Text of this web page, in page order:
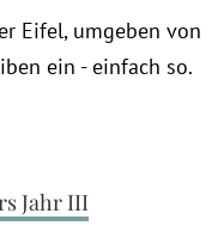
Eifel, umgeben von
ein - einfach so.
Jahr III